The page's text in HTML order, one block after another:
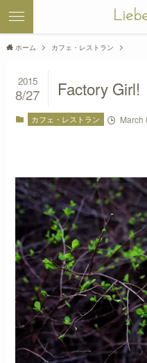
ホーム カフェ・レストラン
Factory Girl!
2015
8/27
カフェ・レストラン March